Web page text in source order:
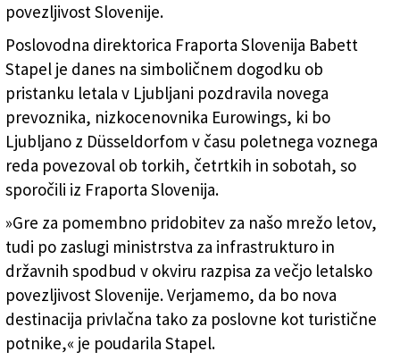
povezljivost Slovenije.
Poslovodna direktorica Fraporta Slovenija Babett
Stapel je danes na simboličnem dogodku ob
pristanku letala v Ljubljani pozdravila novega
prevoznika, nizkocenovnika Eurowings, ki bo
Ljubljano z Düsseldorfom v času poletnega voznega
reda povezoval ob torkih, četrtkih in sobotah, so
sporočili iz Fraporta Slovenija.
»Gre za pomembno pridobitev za našo mrežo letov,
tudi po zaslugi ministrstva za infrastrukturo in
državnih spodbud v okviru razpisa za večjo letalsko
povezljivost Slovenije. Verjamemo, da bo nova
destinacija privlačna tako za poslovne kot turistične
potnike,« je poudarila Stapel.